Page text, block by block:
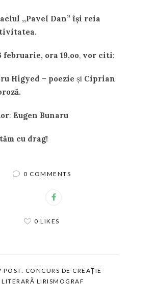
,,Pavel Dan” își reia
februarie, ora 19,oo, vor citi:
Higyed – poezie și Ciprian
: Eugen Bunaru
cu drag!
0 COMMENTS
0 LIKES
POST: CONCURS DE CREAȚIE
LITERARĂ LIRISMOGRAF